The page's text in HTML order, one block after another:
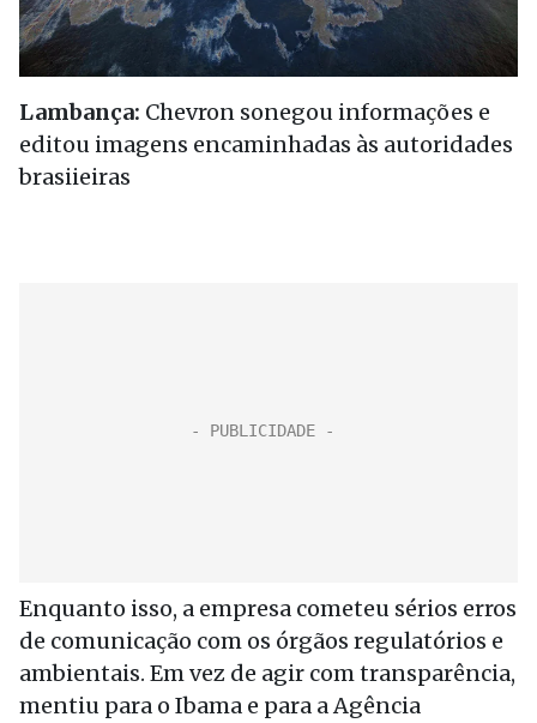
Lambança: Chevron sonegou informações e
editou imagens encaminhadas às autoridades
brasiieiras
Enquanto isso, a empresa cometeu sérios erros
de comunicação com os órgãos regulatórios e
ambientais. Em vez de agir com transparência,
mentiu para o Ibama e para a Agência